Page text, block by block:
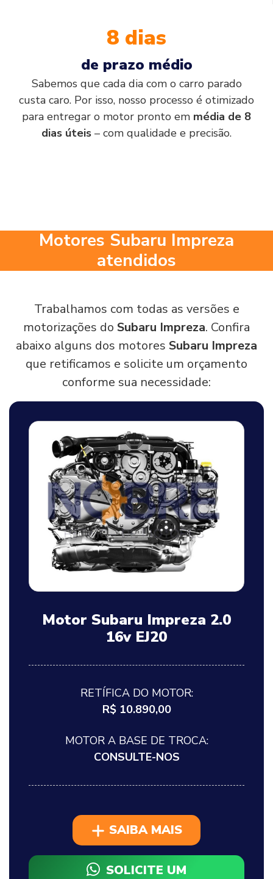
8 dias
de prazo médio
Sabemos que cada dia com o carro parado
custa caro. Por isso, nosso processo é otimizado
para entregar o motor pronto em média de 8
dias úteis – com qualidade e precisão.
Motores Subaru Impreza
atendidos
Trabalhamos com todas as versões e
motorizações do Subaru Impreza. Confira
abaixo alguns dos motores Subaru Impreza
que retificamos e solicite um orçamento
conforme sua necessidade:
Motor Subaru Impreza 2.0
16v EJ20
RETÍFICA DO MOTOR:
R$ 10.890,00
MOTOR A BASE DE TROCA:
CONSULTE-NOS
SAIBA MAIS
SOLICITE UM